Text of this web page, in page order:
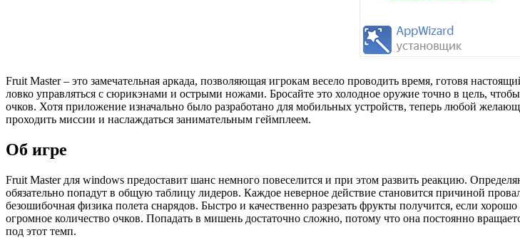
Fruit Master – это замечательная аркада, позволяющая игрокам весело проводить время, готовя
ловко управляться с сюрикэнами и острыми ножами. Бросайте это холодное оружие точно в цель,
очков. Хотя приложение изначально было разработано для мобильных устройств, теперь любой
проходить миссии и наслаждаться занимательным геймплеем.
Об игре
Fruit Master для windows предоставит шанс немного повеселится и при этом развить реакцию.
обязательно попадут в общую таблицу лидеров. Каждое неверное действие становится причиной
безошибочная физика полета снарядов. Быстро и качественно разрезать фрукты получится, если
огромное количество очков. Попадать в мишень достаточно сложно, потому что она постоянно
под этот темп.